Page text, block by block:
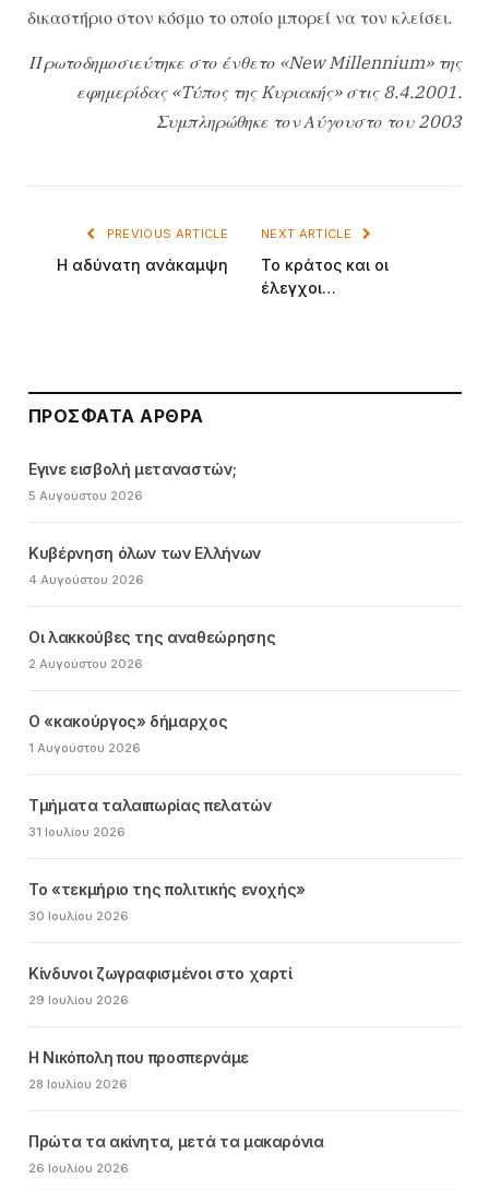
δικαστήριο στον κόσμο το οποίο μπορεί να τον κλείσει.
Πρωτοδημοσιεύτηκε στο ένθετο «New Millennium» της
εφημερίδας «Tύπος της Kυριακής» στις 8.4.2001.
Συμπληρώθηκε τον Αύγουστο του 2003
PREVIOUS ARTICLE
H αδύνατη ανάκαμψη
NEXT ARTICLE
Το κράτος και οι
έλεγχοι…
ΠΡΌΣΦΑΤΑ ΆΡΘΡΑ
Εγινε εισβολή μεταναστών;
5 Αυγούστου 2026
Κυβέρνηση όλων των Ελλήνων
4 Αυγούστου 2026
Οι λακκούβες της αναθεώρησης
2 Αυγούστου 2026
Ο «κακούργος» δήμαρχος
1 Αυγούστου 2026
Τμήματα ταλαιπωρίας πελατών
31 Ιουλίου 2026
Το «τεκμήριο της πολιτικής ενοχής»
30 Ιουλίου 2026
Κίνδυνοι ζωγραφισμένοι στο χαρτί
29 Ιουλίου 2026
Η Νικόπολη που προσπερνάμε
28 Ιουλίου 2026
Πρώτα τα ακίνητα, μετά τα μακαρόνια
26 Ιουλίου 2026